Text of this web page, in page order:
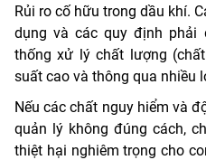
Rủi ro cố hữu trong dầu khí.
dụng và các quy định phải
thống xử lý chất lượng
suất cao và thông qua nhiều
Nếu các chất nguy hiểm và
quản lý không đúng cách,
thiệt hại nghiêm trọng cho